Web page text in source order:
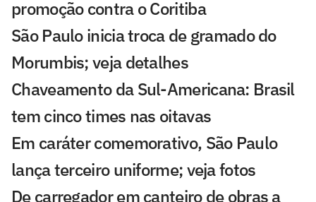
promoção contra o Coritiba
São Paulo inicia troca de gramado do
Morumbis; veja detalhes
Chaveamento da Sul-Americana: Brasil
tem cinco times nas oitavas
Em caráter comemorativo, São Paulo
lança terceiro uniforme; veja fotos
De carregador em canteiro de obras a